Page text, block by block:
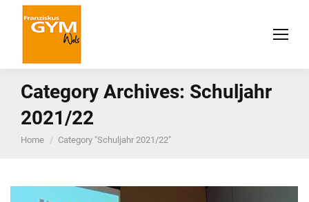
Category Archives: Schuljahr
2021/22
You are here:
Home Category "Schuljahr 2021/22"